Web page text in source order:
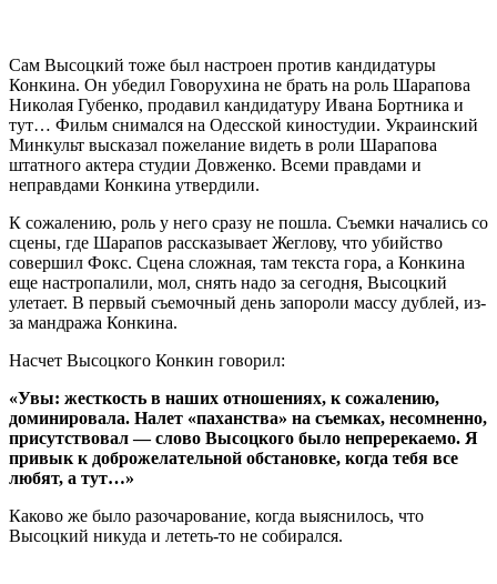
Сам Высоцкий тоже был настроен против кандидатуры
Конкина. Он убедил Говорухина не брать на роль Шарапова
Николая Губенко, продавил кандидатуру Ивана Бортника и
тут… Фильм снимался на Одесской киностудии. Украинский
Минкульт высказал пожелание видеть в роли Шарапова
штатного актера студии Довженко. Всеми правдами и
неправдами Конкина утвердили.
К сожалению, роль у него сразу не пошла. Съемки начались со
сцены, где Шарапов рассказывает Жеглову, что убийство
совершил Фокс. Сцена сложная, там текста гора, а Конкина
еще настропалили, мол, снять надо за сегодня, Высоцкий
улетает. В первый съемочный день запороли массу дублей, из-
за мандража Конкина.
Насчет Высоцкого Конкин говорил:
«Увы: жесткость в наших отношениях, к сожалению,
доминировала. Налет «паханства» на съемках, несомненно,
присутствовал — слово Высоцкого было непререкаемо. Я
привык к доброжелательной обстановке, когда тебя все
любят, а тут…»
Каково же было разочарование, когда выяснилось, что
Высоцкий никуда и лететь-то не собирался.